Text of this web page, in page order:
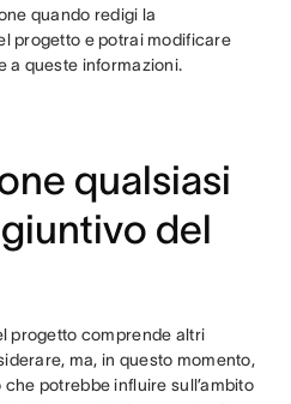
quando redigi la
progetto e potrai modificare
a queste informazioni.
qualsiasi
del
progetto comprende altri
ma, in questo momento,
potrebbe influire sull’ambito